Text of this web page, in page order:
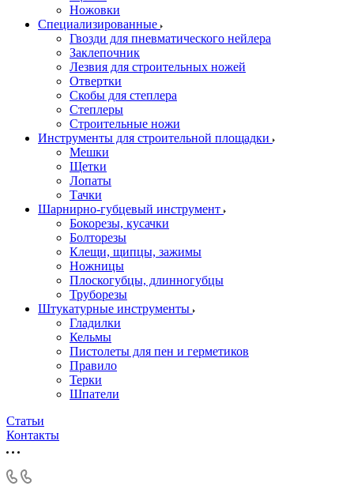
Ножовки
Специализированные
Гвозди для пневматического нейлера
Заклепочник
Лезвия для строительных ножей
Отвертки
Скобы для степлера
Степлеры
Строительные ножи
Инструменты для строительной площадки
Мешки
Щетки
Лопаты
Тачки
Шарнирно-губцевый инструмент
Бокорезы, кусачки
Болторезы
Клещи, щипцы, зажимы
Ножницы
Плоскогубцы, длинногубцы
Труборезы
Штукатурные инструменты
Гладилки
Кельмы
Пистолеты для пен и герметиков
Правило
Терки
Шпатели
Статьи
Контакты